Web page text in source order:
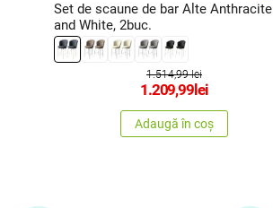
Set de scaune de bar Alte Anthracite
and White, 2buc.
1.514,99 lei
1.209,99lei
Adaugă în coș